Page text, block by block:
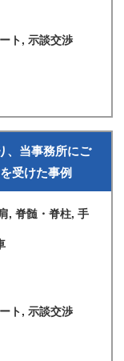
ト, 示談交渉
、当事務所にご
受けた事例
, 脊髄・脊柱, 手
ト, 示談交渉